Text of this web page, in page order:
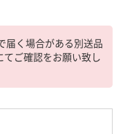
届く場合がある別送品
てご確認をお願い致し